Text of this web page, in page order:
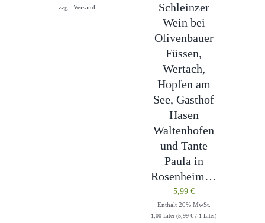
zzgl. Versand
Schleinzer
Wein bei
Olivenbauer
Füssen,
Wertach,
Hopfen am
See, Gasthof
Hasen
Waltenhofen
und Tante
Paula in
Rosenheim…
5,99 €
Enthält 20% MwSt.
1,00 Liter (5,99€ / 1 Liter)